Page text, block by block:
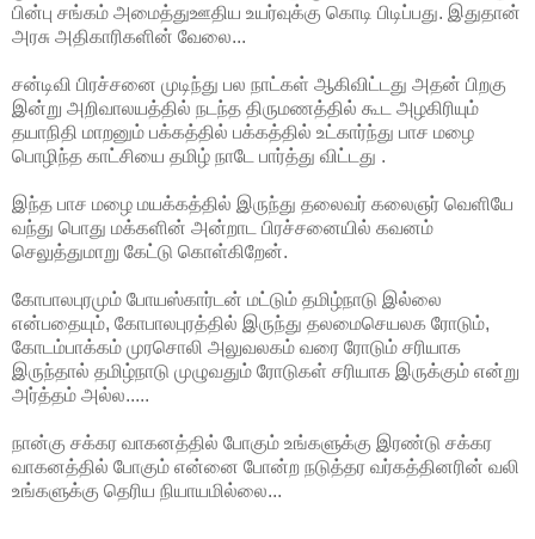
பின்பு சங்கம் அமைத்துஊதிய உயர்வுக்கு கொடி பிடிப்பது. இதுதான்
அரசு அதிகாரிகளின் வேலை...
சன்டிவி பிரச்சனை முடிந்து பல நாட்கள் ஆகிவிட்டது அதன் பிறகு
இன்று அறிவாலயத்தில் நடந்த திருமணத்தில் கூட அழகிரியும்
தயாநிதி மாறனும் பக்கத்தில் பக்கத்தில் உட்கார்ந்து பாச மழை
பொழிந்த காட்சியை தமிழ் நாடே பார்த்து விட்டது .
இந்த பாச மழை மயக்கத்தில் இருந்து தலைவர் கலைஞர் வெளியே
வந்து பொது மக்களின் அன்றாட பிரச்சனையில் கவனம்
செலுத்துமாறு கேட்டு கொள்கிறேன்.
கோபாலபுரமும் போயஸ்கார்டன் மட்டும் தமிழ்நாடு இல்லை
என்பதையும், கோபாலபுரத்தில் இருந்து தலமைசெயலக ரோடும்,
கோடம்பாக்கம் முரசொலி அலுவலகம் வரை ரோடும் சரியாக
இருந்தால் தமிழ்நாடு முழுவதும் ரோடுகள் சரியாக இருக்கும் என்று
அர்த்தம் அல்ல.....
நான்கு சக்கர வாகனத்தில் போகும் உங்களுக்கு இரண்டு சக்கர
வாகனத்தில் போகும் என்னை போன்ற நடுத்தர வர்கத்தினரின் வலி
உங்களுக்கு தெரிய நியாயமில்லை...